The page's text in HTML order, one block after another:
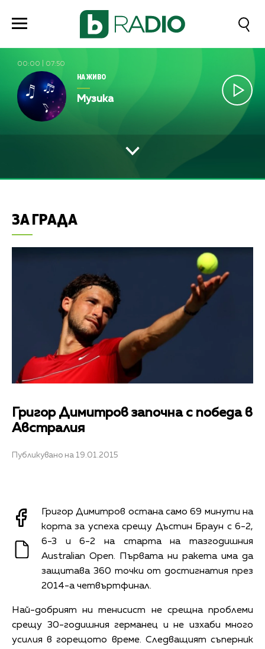
00:00 07:50
НА ЖИВО
Музика
ЗА ГРАДА
Григор Димитров започна с победа в
Австралия
Публикувано на 19.01.2015
Григор Димитров остана само 69 минути на
корта за успеха срещу Дъстин Браун с 6-2,
6-3 и 6-2 на старта на тазгодишния
Australian Open. Първата ни ракета има да
защитава 360 точки от достигнатия през
2014-а четвъртфинал.
Най-добрият ни тенисист не срещна проблеми
срещу 30-годишния германец и не изхаби много
усилия в горещото време. Следващият съперник